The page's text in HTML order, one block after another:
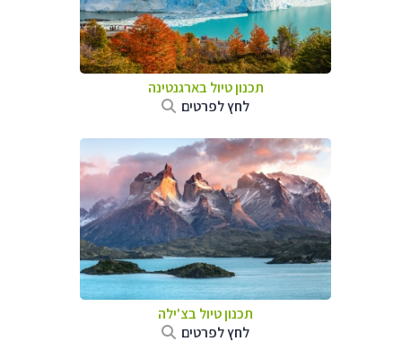
תכנון טיול בארגנטינה
לחץ לפרטים
תכנון טיול בצ'ילה
לחץ לפרטים